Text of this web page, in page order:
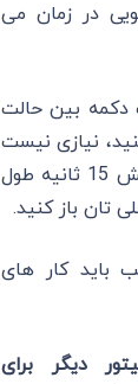
در زمان می
دکمه بین حالت
نیازی نیست
افزونه ‌ای که پیدا کردنش 15 ثانیه طول
تان باز کنید.
باید کار های
دیگر برای